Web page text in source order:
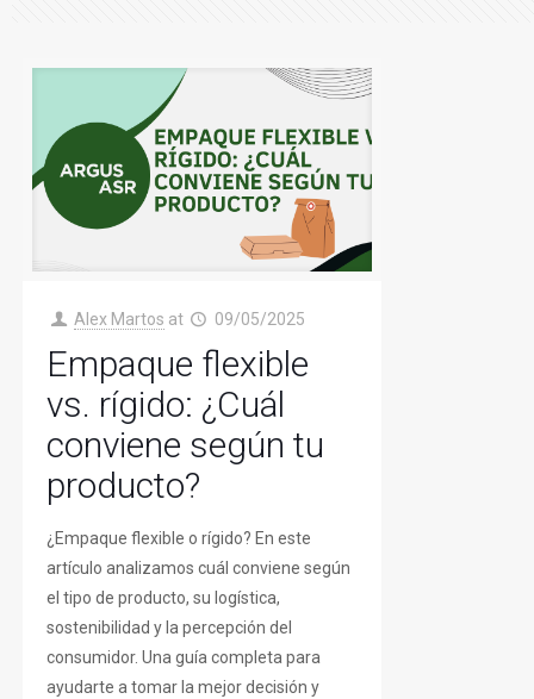
Alex Martos at 09/05/2025
Empaque flexible
vs. rígido: ¿Cuál
conviene según tu
producto?
¿Empaque flexible o rígido? En este
artículo analizamos cuál conviene según
el tipo de producto, su logística,
sostenibilidad y la percepción del
consumidor. Una guía completa para
ayudarte a tomar la mejor decisión y